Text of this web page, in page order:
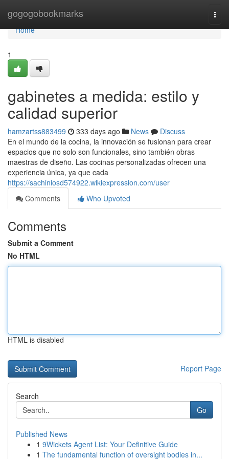
gogogobookmarks
Home
Home
1
gabinetes a medida: estilo y
calidad superior
hamzartss883499 333 days ago News
Discuss
En el mundo de la cocina, la innovación se fusionan para crear
espacios que no solo son funcionales, sino también obras
maestras de diseño. Las cocinas personalizadas ofrecen una
experiencia única, ya que cada
https://sachiniosd574922.wikiexpression.com/user
Comments
Who Upvoted
Comments
Submit a Comment
No HTML
HTML is disabled
Report Page
Search
Go
Published News
1 9Wickets Agent List: Your Definitive Guide
1 The fundamental function of oversight bodies in...